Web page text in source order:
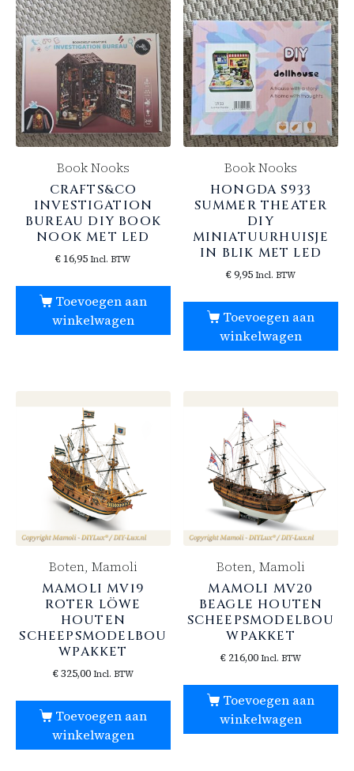
Book Nooks
CRAFTS&CO
INVESTIGATION
BUREAU DIY BOOK
NOOK MET LED
€ 16,95 Incl. BTW
Toevoegen aan
winkelwagen
Book Nooks
HONGDA S933
SUMMER THEATER
DIY
MINIATUURHUISJE
IN BLIK MET LED
€9,95 Incl. BTW
Toevoegen aan
winkelwagen
Boten, Mamoli
MAMOLI MV19
ROTER LÖWE
HOUTEN
SCHEEPSMODELBOU
WPAKKET
€325,00 Incl. BTW
Toevoegen aan
winkelwagen
Boten, Mamoli
MAMOLI MV20
BEAGLE HOUTEN
SCHEEPSMODELBOU
WPAKKET
€ 216,00 Incl. BTW
Toevoegen aan
winkelwagen